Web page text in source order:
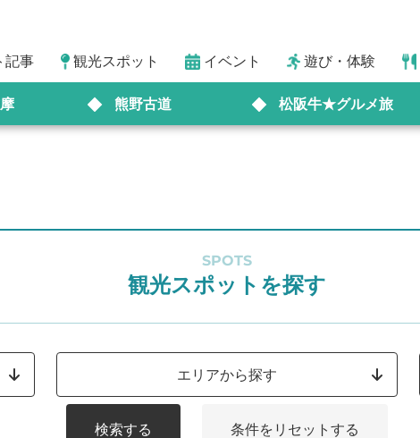
記事 観光スポット イベント 遊び・体験
熊野古道 松阪牛★グルメ旅
SPOTS
観光スポットを探す
エリアから探す
検索する 条件をリセットする